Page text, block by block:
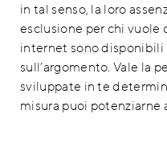
in tal senso, la loro
esclusione per chi vuole
internet sono disponibili
sull’argomento. Vale la
sviluppate in te
misura puoi potenziarne